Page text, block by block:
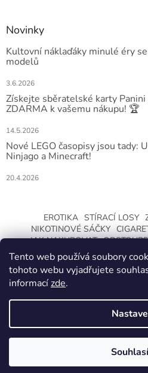
Tento web používá soubory
tohoto webu vyjadřujete
informacízde.
VÍCE.
Novinky
Kultovní náklaďáky minulé éry
modelů
3.6.2026
Získejte sběratelské karty
ZDARMA k vašemu nákupu! 🏆
14.5.2026
Nové LEGO časopisy jsou tady:
Ninjago a Minecraft!
20.4.2026
EROTIKA STÍRACÍ LOSY
NIKOTINOVÉ SÁČKY
JAK NAKUPOVAT
Vytvořil
CeskaTrafika.com